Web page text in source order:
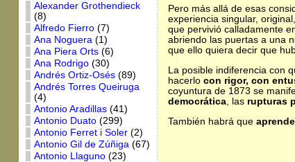
Alexander Grothendieck
(8)
Alfredo Fierro(7)
Ana Noguera(1)
Ana Piera Orts(6)
Ana Rodrigo(30)
Andrés Ortiz-Osés(89)
Andrés Torres Queiruga
(4)
Antonio Aradillas(41)
Antonio Duato(299)
Antonio Ferret i Soler(2)
Antonio Gil de Zúñiga(67)
Antonio Llaguno(23)
Pero más allá de esas
experiencia singular,
que pervivió calladamente
abriendo las puertas a una
que ello quiera decir que
La posible indiferencia con
hacerlo con rigor, con
coyuntura de 1873 se
democrática, las rupturas
También habrá que